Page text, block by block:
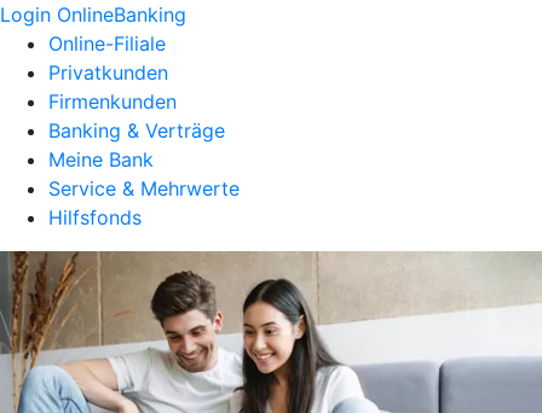
Login OnlineBanking
Online-Filiale
Privatkunden
Firmenkunden
Banking & Verträge
Meine Bank
Service & Mehrwerte
Hilfsfonds